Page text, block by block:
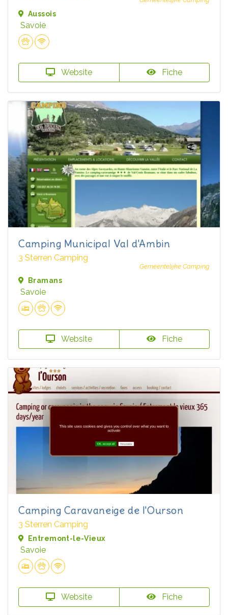
Aussois
Savoie
Website Fiche
Camping Municipal Val d'Ambin
3 Sterren Camping
Gemeentelijke Camping
Bramans
Savoie
Website Fiche
Camping Caravaneige de l'Ourson
3 Sterren Camping
Entremont-le-Vieux
Savoie
Website Fiche